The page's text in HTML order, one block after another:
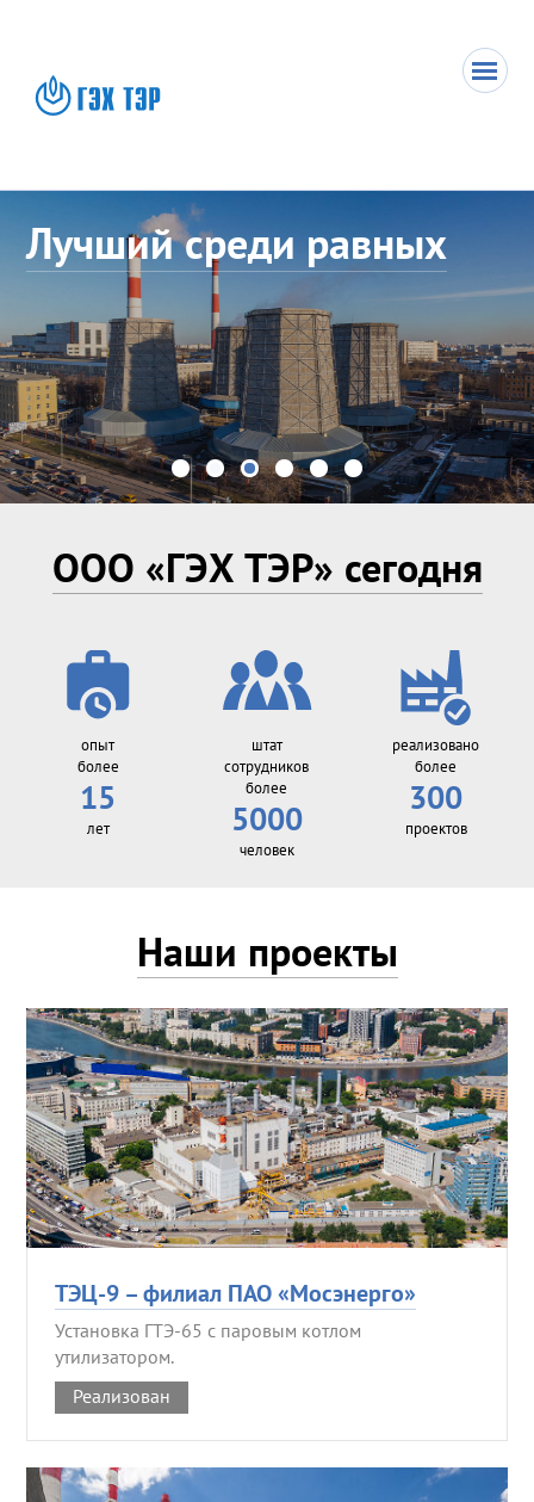
Лучший среди равных
ООО «ГЭХ ТЭР» сегодня
опыт
более
15
лет
штат
сотрудников
более
5000
человек
реализовано
более
300
проектов
Наши проекты
ТЭЦ-9 – филиал ПАО «Мосэнерго»
Установка ГТЭ-65 с паровым котлом
утилизатором.
Реализован